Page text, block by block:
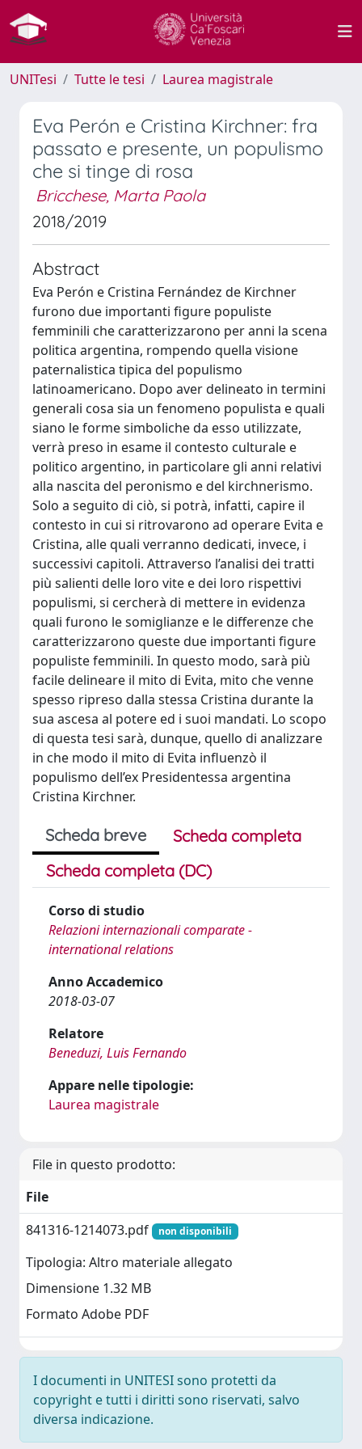
UNITesi Tutte le tesi Laurea magistrale
Eva Perón e Cristina Kirchner: fra
passato e presente, un populismo
che si tinge di rosa
Bricchese, Marta Paola
2018/2019
Abstract
Eva Perón e Cristina Fernández de Kirchner
furono due importanti figure populiste
femminili che caratterizzarono per anni la scena
politica argentina, rompendo quella visione
paternalistica tipica del populismo
latinoamericano. Dopo aver delineato in termini
generali cosa sia un fenomeno populista e quali
siano le forme simboliche da esso utilizzate,
verrà preso in esame il contesto culturale e
politico argentino, in particolare gli anni relativi
alla nascita del peronismo e del kirchnerismo.
Solo a seguito di ciò, si potrà, infatti, capire il
contesto in cui si ritrovarono ad operare Evita e
Cristina, alle quali verranno dedicati, invece, i
successivi capitoli. Attraverso l’analisi dei tratti
più salienti delle loro vite e dei loro rispettivi
populismi, si cercherà di mettere in evidenza
quali furono le somiglianze e le differenze che
caratterizzarono queste due importanti figure
populiste femminili. In questo modo, sarà più
facile delineare il mito di Evita, mito che venne
spesso ripreso dalla stessa Cristina durante la
sua ascesa al potere ed i suoi mandati. Lo scopo
di questa tesi sarà, dunque, quello di analizzare
in che modo il mito di Evita influenzò il
populismo dell’ex Presidentessa argentina
Cristina Kirchner.
Scheda breve
Scheda completa
Scheda completa (DC)
Corso di studio
Relazioni internazionali comparate -
international relations
Anno Accademico
2018-03-07
Relatore
Beneduzi, Luis Fernando
Appare nelle tipologie:
Laurea magistrale
File in questo prodotto:
File
841316-1214073.pdf
non disponibili
Tipologia: Altro materiale allegato
Dimensione 1.32 MB
Formato Adobe PDF
I documenti in UNITESI sono protetti da
copyright e tutti i diritti sono riservati, salvo
diversa indicazione.